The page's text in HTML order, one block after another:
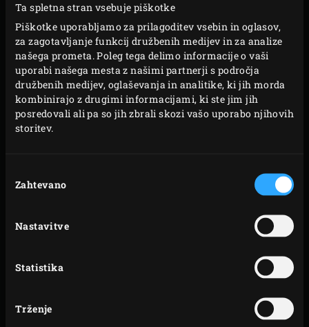
Ta spletna stran vsebuje piškotke
Piškotke uporabljamo za prilagoditev vsebin in oglasov,
za zagotavljanje funkcij družbenih medijev in za analize
našega prometa. Poleg tega delimo informacije o vaši
uporabi našega mesta z našimi partnerji s področja
družbenih medijev, oglaševanja in analitike, ki jih morda
kombinirajo z drugimi informacijami, ki ste jim jih
posredovali ali pa so jih zbrali skozi vašo uporabo njihovih
storitev.
soglasja
Zahtevano
Nastavitve
Statistika
Trženje
KUHANJE NA NIZKI
TEMPERATURI IN
POČASI
Ena od številnih prednosti vašega Big Green Egg je, da
lahko na njem pripravite vse. Je tista okusna jed iz
boste razvajeni za življenje. Pri odločanju o tem, kaj boste
pripravljali na EGG, upoštevajte hladno in slabo vreme.
Odločite se za jedi, ki zahtevajo malo dela, da boste lahko
EGG-u prepustili delo namesto vas. Tista jed iz zelja? Ko je
počakati dokler ni pripravljena. In kako je s svinjskim
kos svinjskega trebuha ali kateri koli drug velik ljubi kos